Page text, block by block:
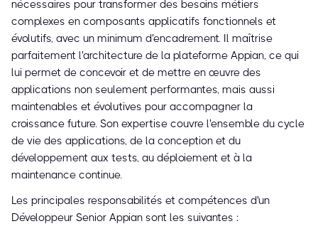
nécessaires pour transformer des besoins métiers
complexes en composants applicatifs fonctionnels et
évolutifs, avec un minimum d'encadrement. Il maîtrise
parfaitement l'architecture de la plateforme Appian, ce qui
lui permet de concevoir et de mettre en œuvre des
applications non seulement performantes, mais aussi
maintenables et évolutives pour accompagner la
croissance future. Son expertise couvre l'ensemble du cycle
de vie des applications, de la conception et du
développement aux tests, au déploiement et à la
maintenance continue.
Les principales responsabilités et compétences d'un
Développeur Senior Appian sont les suivantes :